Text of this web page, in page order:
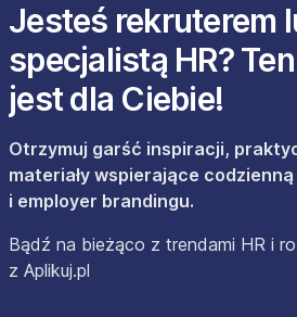
Jesteś rekruterem
specjalistą HR?
jest dla Ciebie!
Otrzymuj garść inspiracji,
materiały wspierające
i employer brandingu.
Bądź na bieżąco z trendami HR i
z Aplikuj.pl